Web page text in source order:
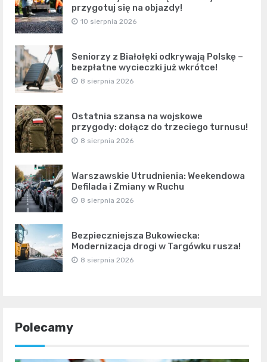
przygotuj się na objazdy!
10 sierpnia 2026
Seniorzy z Białołęki odkrywają Polskę –
bezpłatne wycieczki już wkrótce!
8 sierpnia 2026
Ostatnia szansa na wojskowe
przygody: dołącz do trzeciego turnusu!
8 sierpnia 2026
Warszawskie Utrudnienia: Weekendowa
Defilada i Zmiany w Ruchu
8 sierpnia 2026
Bezpieczniejsza Bukowiecka:
Modernizacja drogi w Targówku rusza!
8 sierpnia 2026
Polecamy